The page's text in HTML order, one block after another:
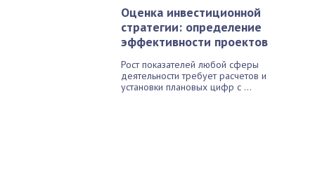
Оценка инвестиционной
стратегии: определение
эффективности проектов
Рост показателей любой сферы
деятельности требует расчетов и
установки плановых цифр с ...